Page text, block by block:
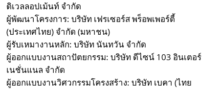
ดิเวลลอปเม้นท์ จำกัด
ผู้พัฒนาโครงการ: บริษัท เฟรเซอร์ส พร็อพเพอร์ตี้
(ประเทศไทย) จำกัด (มหาชน)
ผู้รับเหมางานหลัก: บริษัท นันทวัน จำกัด
ผู้ออกแบบงานสถาปัตยกรรม: บริษัท ดีไซน์ 103 อินเตอร์
เนชั่นแนล จำกัด
ผู้ออกแบบงานวิศวกรรมโครงสร้าง: บริษัท เบคา (ไทย